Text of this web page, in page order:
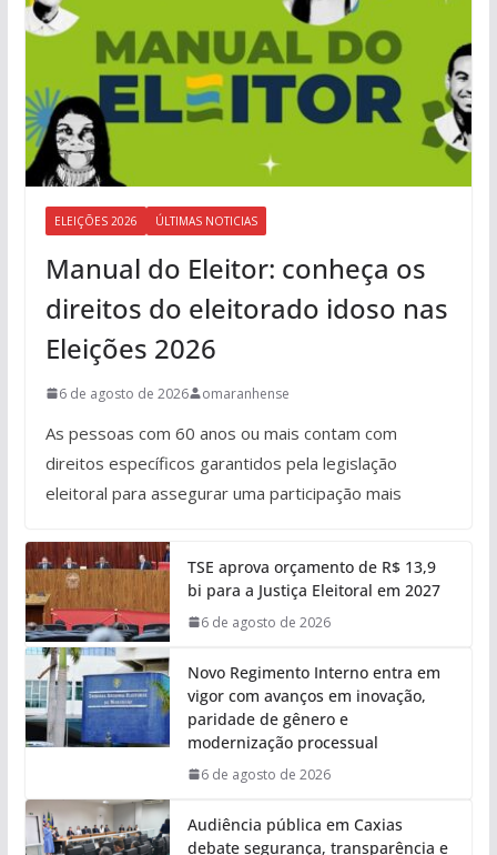
ELEIÇÕES 2026 ÚLTIMAS NOTICIAS
Manual do Eleitor: conheça os
direitos do eleitorado idoso nas
Eleições 2026
6 de agosto de 2026 omaranhense
As pessoas com 60 anos ou mais contam com
direitos específicos garantidos pela legislação
eleitoral para assegurar uma participação mais
TSE aprova orçamento de R$ 13,9
bi para a Justiça Eleitoral em 2027
6 de agosto de 2026
Novo Regimento Interno entra em
vigor com avanços em inovação,
paridade de gênero e
modernização processual
6 de agosto de 2026
Audiência pública em Caxias
debate segurança, transparência e